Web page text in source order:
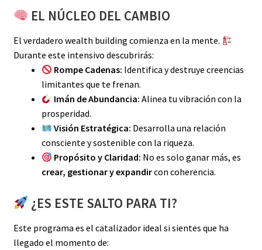
EL NÚCLEO DEL CAMBIO
El verdadero wealth building comienza en la mente.
Durante este intensivo descubrirás:
Rompe Cadenas: Identifica y destruye creencias
limitantes que te frenan.
Imán de Abundancia: Alinea tu vibración con la
prosperidad.
Visión Estratégica: Desarrolla una relación
consciente y sostenible con la riqueza.
Propósito y Claridad: No es solo ganar más, es
crear, gestionar y expandircon coherencia.
¿ES ESTE SALTO PARA TI?
Este programa es el catalizador ideal si sientes que ha
llegado el momento de: